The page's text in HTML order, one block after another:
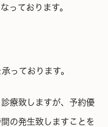
っております。
っております。
療致しますが、予約優
の発生致しますことを